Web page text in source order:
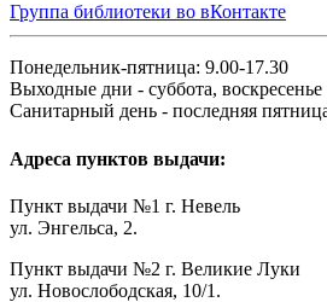
Группа библиотеки во вКонтакте
Понедельник-пятница: 9.00-17.30
Выходные дни - суббота, воскресенье
Санитарный день - последняя
Адреса пунктов выдачи:
Пункт выдачи №1 г. Невель
ул. Энгельса, 2.
Пункт выдачи №2 г. Великие Луки
ул. Новослободская, 10/1.